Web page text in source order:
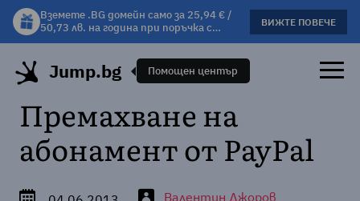
Вземете .BG домейн само за 25,94 € /
50,73 лв. на година при поръчка с
хостинг.
ВИЖТЕ ПОВЕЧЕ
Вземете подарък чаша с избрани
хостинг планове!
ВИЖΤΕ ПОВЕЧЕ
Jump.bg Помощен център
Премахване на
абонамент от PayPal
Валентин Джоров